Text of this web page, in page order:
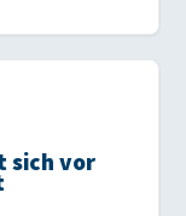
sich vor